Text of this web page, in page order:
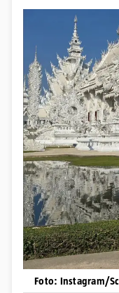
Foto: Instagram/